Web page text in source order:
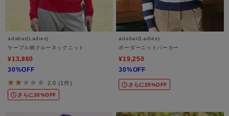
adabat(Ladies)
ケーブル柄クルーネックニット
¥13,860
30%OFF
2.0 (1件)
さらに20%OFF
adabat(Ladies)
ボーダーニットパーカー
¥19,250
30%OFF
さらに20%OFF